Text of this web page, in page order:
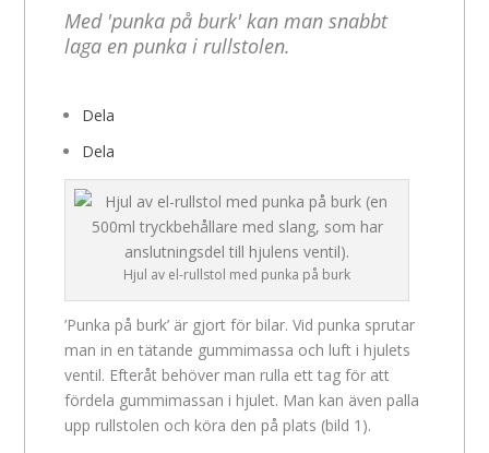
Med 'punka på burk' kan man snabbt
laga en punka i rullstolen.
Dela
Dela
Hjul av el-rullstol med punka på burk
’Punka på burk’ är gjort för bilar. Vid punka sprutar
man in en tätande gummimassa och luft i hjulets
ventil. Efteråt behöver man rulla ett tag för att
fördela gummimassan i hjulet. Man kan även palla
upp rullstolen och köra den på plats (bild 1).